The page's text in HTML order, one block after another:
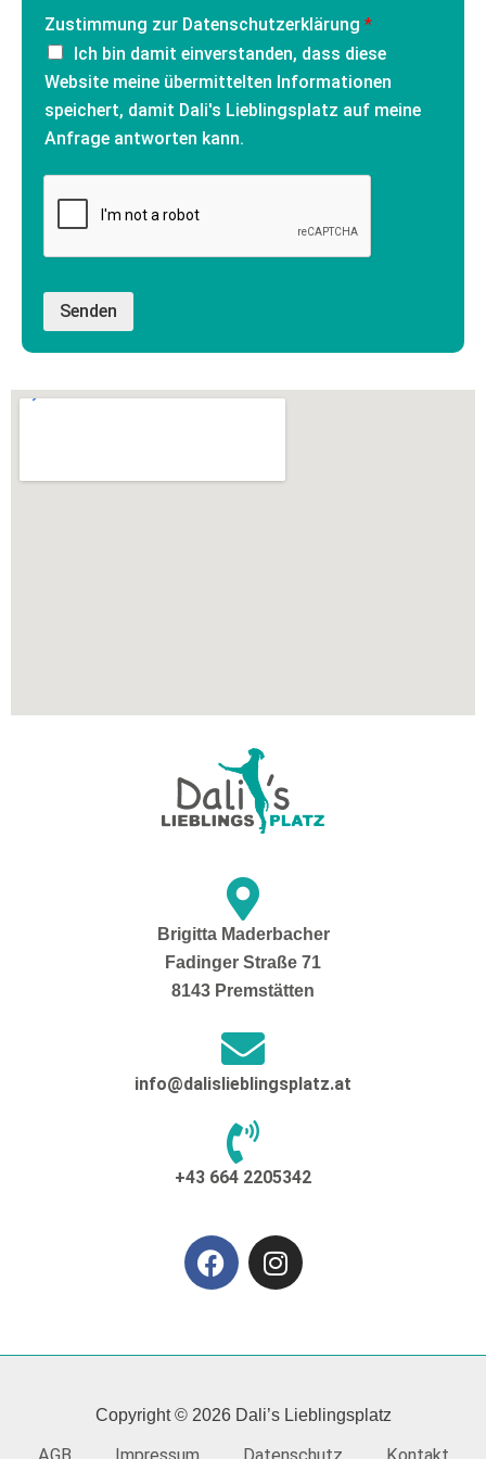
Zustimmung zur Datenschutzerklärung *
Ich bin damit einverstanden, dass diese
Website meine übermittelten Informationen
speichert, damit Dali's Lieblingsplatz auf meine
Anfrage antworten kann.
Senden
Brigitta Maderbacher
Fadinger Straße 71
8143 Premstätten
info@dalislieblingsplatz.at
+43 664 2205342
F
a
b
o
I
n
a
r
Copyright © 2026 Dali’s Lieblingsplatz